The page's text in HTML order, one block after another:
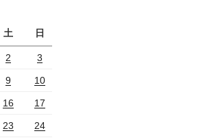
土 日
2 3
9 10
16 17
23 24